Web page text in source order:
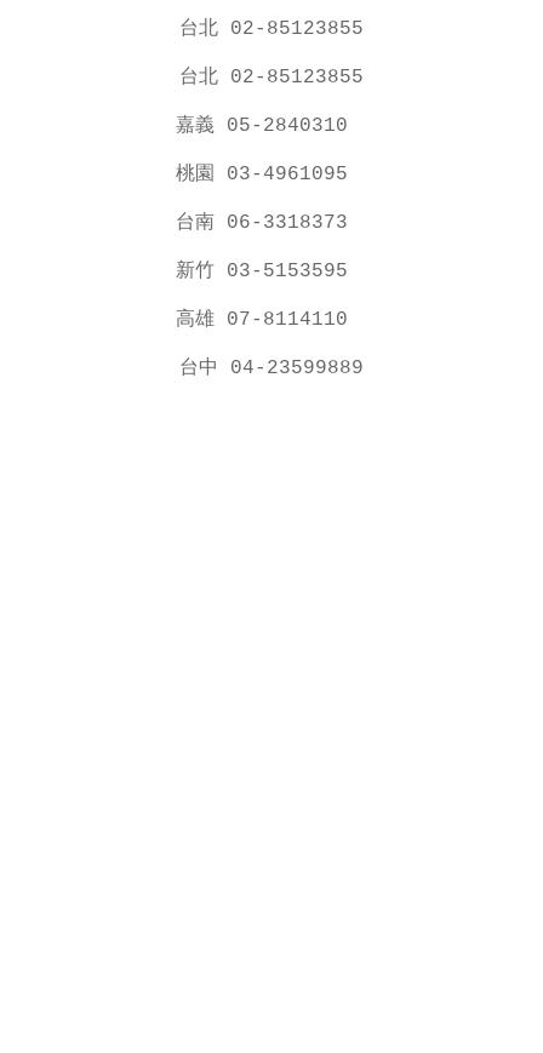
台北 02-85123855
台北 02-85123855
嘉義 05-2840310
桃園 03-4961095
台南 06-3318373
新竹 03-5153595
高雄 07-8114110
台中 04-23599889